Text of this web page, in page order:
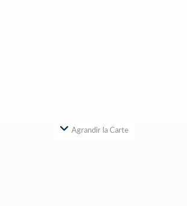
Agrandir la Carte